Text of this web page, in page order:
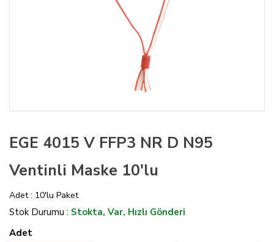
EGE 4015 V FFP3 NR D N95
Ventinli Maske 10'lu
Adet : 10'lu Paket
Stok Durumu : Stokta, Var, Hızlı Gönderi
Adet